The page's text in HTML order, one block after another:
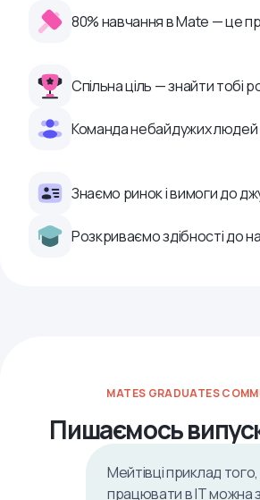
80% навчання в Mate — це
Спільна ціль — знайти тобі
Команда небайдужих людей
Знаємо ринок і вимоги до
Розкриваємо здібності до
MATES GRADUATES
Пишаємось
Мейтівці приклад
працювати в ІТ можна з